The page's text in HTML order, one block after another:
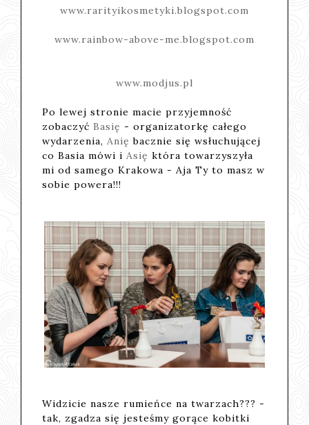
www.rarityikosmetyki.blogspot.com
www.rainbow-above-me.blogspot.com
www.modjus.pl
Po lewej stronie macie przyjemność
zobaczyć Basię - organizatorkę całego
wydarzenia,Anię bacznie się wsłuchującej
co Basia mówi iAsięktóra towarzyszyła
mi od samego Krakowa - Aja Ty to masz w
sobie powera!!!
Widzicie nasze rumieńce na twarzach??? -
tak, zgadza się jesteśmy gorące kobitki